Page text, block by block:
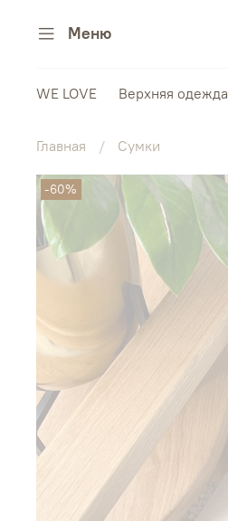
Меню
WE LOVE Верхняя одежда
Главная Сумки
-60%